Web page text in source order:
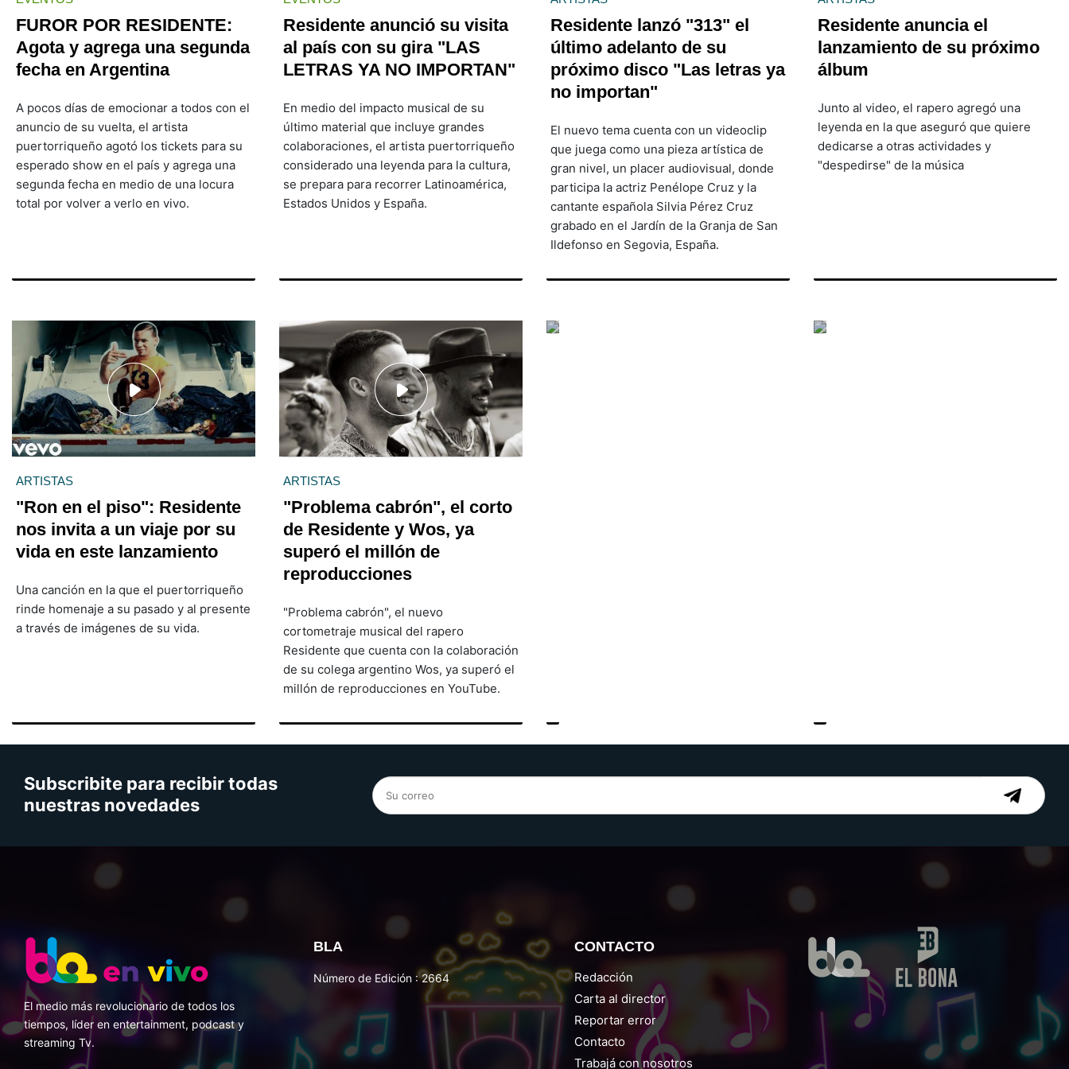
FUROR POR RESIDENTE:
Agota y agrega una segunda
fecha en Argentina
A pocos días de emocionar a todos con el
anuncio de su vuelta, el artista
puertorriqueño agotó los tickets para su
esperado show en el país y agrega una
segunda fecha en medio de una locura
total por volver a verlo en vivo.
Residente anunció su visita
al país con su gira "LAS
LETRAS YA NO IMPORTAN"
En medio del impacto musical de su
último material que incluye grandes
colaboraciones, el artista puertorriqueño
considerado una leyenda para la cultura,
se prepara para recorrer Latinoamérica,
Estados Unidos y España.
Residente lanzó "313" el
último adelanto de su
próximo disco "Las letras ya
no importan"
El nuevo tema cuenta con un videoclip
que juega como una pieza artística de
gran nivel, un placer audiovisual, donde
participa la actriz Penélope Cruz y la
cantante española Silvia Pérez Cruz
grabado en el Jardín de la Granja de San
Ildefonso en Segovia, España.
Residente anuncia el
lanzamiento de su próximo
álbum
Junto al video, el rapero agregó una
leyenda en la que aseguró que quiere
dedicarse a otras actividades y
"despedirse" de la música
ARTISTAS
"Ron en el piso": Residente
nos invita a un viaje por su
vida en este lanzamiento
Una canción en la que el puertorriqueño
rinde homenaje a su pasado y al presente
a través de imágenes de su vida.
ARTISTAS
"Problema cabrón", el corto
de Residente y Wos, ya
superó el millón de
reproducciones
"Problema cabrón", el nuevo
cortometraje musical del rapero
Residente que cuenta con la colaboración
de su colega argentino Wos, ya superó el
millón de reproducciones en YouTube.
Subscribite para recibir todas
nuestras novedades
El medio más revolucionario de todos los
tiempos, líder en entertainment, podcast y
streaming Tv.
BLA
Número de Edición : 2664
CONTACTO
Redacción
Carta al director
Reportar error
Contacto
Trabajá con nosotros